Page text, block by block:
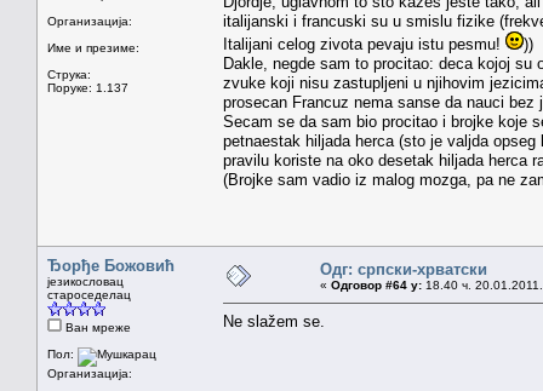
Организација:
Име и презиме:
Струка:
Поруке: 1.137
italijanski i francuski su u smislu fizike
Italijani celog zivota pevaju istu pesmu!
))
Dakle, negde sam to procitao: deca kojoj su
zvuke koji nisu zastupljeni u njihovim
prosecan Francuz nema sanse da nauci
Secam se da sam bio procitao i brojke koje
petnaestak hiljada herca (sto je valjda
pravilu koriste na oko desetak hiljada herca
(Brojke sam vadio iz malog mozga, pa ne
Ђорђе Божовић
језикословац
староседелац
Ван мреже
Пол:
Организација:
Одг: српски-хрватски
« Одговор #64 у: 18.40 ч.
Ne slažem se.